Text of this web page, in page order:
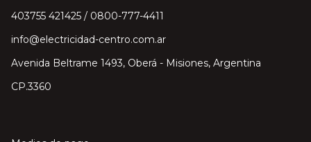
403755 421425 / 0800-777-4411
info@electricidad-centro.com.ar
Avenida Beltrame 1493, Oberá - Misiones, Argentina
CP.3360